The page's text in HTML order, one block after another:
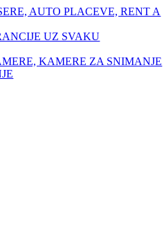
AUTO PLACEVE, RENT A
UZ SVAKU
KAMERE ZA SNIMANJE